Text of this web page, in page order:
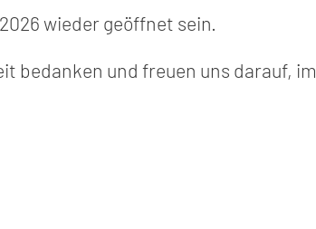
wieder geöffnet sein.
bedanken und freuen uns darauf, im